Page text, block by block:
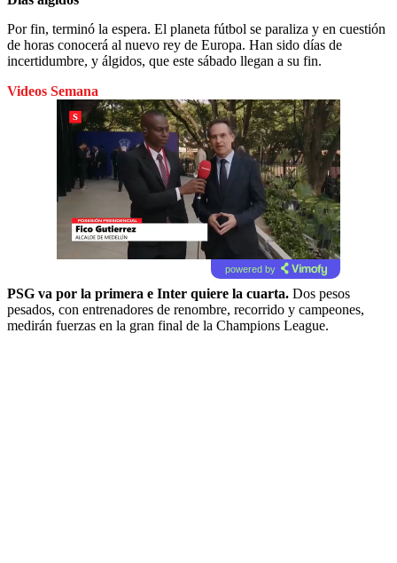
Por fin, terminó la espera. El planeta fútbol se paraliza y en cuestión
de horas conocerá al nuevo rey de Europa. Han sido días de
incertidumbre, y álgidos, que este sábado llegan a su fin.
Videos Semana
powered by
PSG va por la primera e Inter quiere la cuarta. Dos pesos
pesados, con entrenadores de renombre, recorrido y campeones,
medirán fuerzas en la gran final de la Champions League.